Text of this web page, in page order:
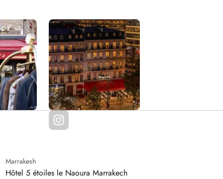
Marrakesh
Hôtel 5 étoiles le Naoura Marrakech